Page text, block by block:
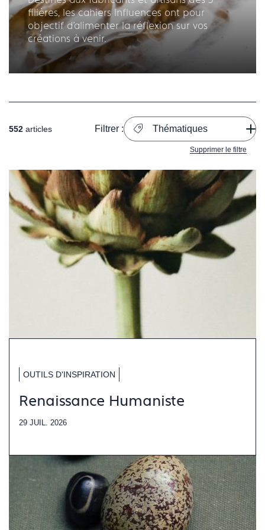
filières, les cahiers Influences ont pour
objectif d'alimenter la réflexion sur vos
créations à venir.
552 articles Filtrer : Thématiques
Supprimer le filtre
OUTILS D'INSPIRATION
Renaissance Humaniste
29 JUIL. 2026